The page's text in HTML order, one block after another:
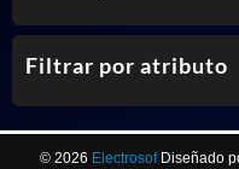
Filtrar por atributo
© 2026 Electrosof Diseñado